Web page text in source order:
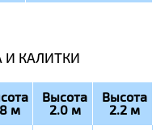
И КАЛИТКИ
м
Высота
2.0 м
Высота
2.2 м